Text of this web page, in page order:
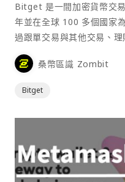
Bitget 是一間加密貨幣交
年並在全球 100 多個國家
過跟單交易與其他交易、
桑幣區識 Zombit
Bitget